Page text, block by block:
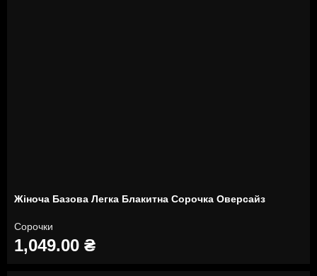
Жіноча Базова Легка Блакитна Сорочка Оверсайз
Сорочки
1,049.00 ₴